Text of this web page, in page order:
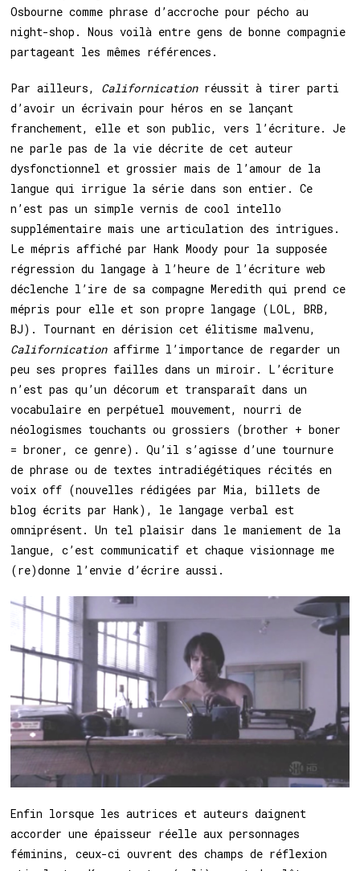
Osbourne comme phrase d’accroche pour pécho au
night-shop. Nous voilà entre gens de bonne compagnie
partageant les mêmes références.
Par ailleurs, Californicationréussit à tirer parti
d’avoir un écrivain pour héros en se lançant
franchement, elle et son public, vers l’écriture. Je
ne parle pas de la vie décrite de cet auteur
dysfonctionnel et grossier mais de l’amour de la
langue qui irrigue la série dans son entier. Ce
n’est pas un simple vernis de cool intello
supplémentaire mais une articulation des intrigues.
Le mépris affiché par Hank Moody pour la supposée
régression du langage à l’heure de l’écriture web
déclenche l’ire de sa compagne Meredith qui prend ce
mépris pour elle et son propre langage (LOL, BRB,
BJ). Tournant en dérision cet élitisme malvenu,
Californicationaffirme l’importance de regarder un
peu ses propres failles dans un miroir. L’écriture
n’est pas qu’un décorum et transparaît dans un
vocabulaire en perpétuel mouvement, nourri de
néologismes touchants ou grossiers (brother + boner
= broner, ce genre). Qu’il s’agisse d’une tournure
de phrase ou de textes intradiégétiques récités en
voix off (nouvelles rédigées par Mia, billets de
blog écrits par Hank), le langage verbal est
omniprésent. Un tel plaisir dans le maniement de la
langue, c’est communicatif et chaque visionnage me
(re)donne l’envie d’écrire aussi.
Enfin lorsque les autrices et auteurs daignent
accorder une épaisseur réelle aux personnages
féminins, ceux-ci ouvrent des champs de réflexion